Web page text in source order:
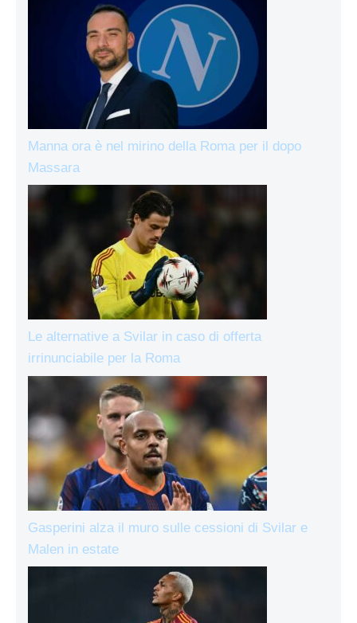
Manna ora è nel mirino della Roma per il dopo
Massara
Le alternative a Svilar in caso di offerta
irrinunciabile per la Roma
Gasperini alza il muro sulle cessioni di Svilar e
Malen in estate